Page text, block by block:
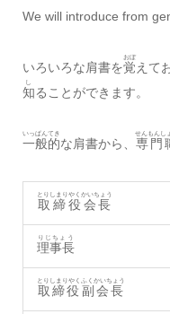
We will introduce from
いろいろな肩書を覚
おぼ
えて
知
し
ることができます。
一般的
いっぱんてき
な肩書から、 専門
せんもんし
取締役会長
とりしまりやくかいちょう
理事長
りじちょう
取締役副会長
とりしまりやくふくかいちょう